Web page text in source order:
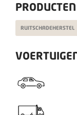
RUITSCHADEHERSTEL